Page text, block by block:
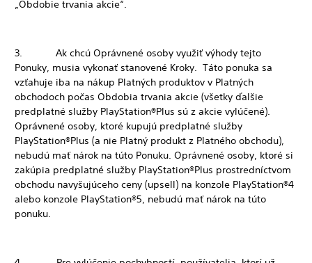
„Obdobie trvania akcie“.
3. Ak chcú Oprávnené osoby využiť výhody tejto
Ponuky, musia vykonať stanovené Kroky. Táto ponuka sa
vzťahuje iba na nákup Platných produktov v Platných
obchodoch počas Obdobia trvania akcie (všetky ďalšie
predplatné služby PlayStation®Plus sú z akcie vylúčené).
Oprávnené osoby, ktoré kupujú predplatné služby
PlayStation®Plus (a nie Platný produkt z Platného obchodu),
nebudú mať nárok na túto Ponuku. Oprávnené osoby, ktoré si
zakúpia predplatné služby PlayStation®Plus prostredníctvom
obchodu navyšujúceho ceny (upsell) na konzole PlayStation®4
alebo konzole PlayStation®5, nebudú mať nárok na túto
ponuku.